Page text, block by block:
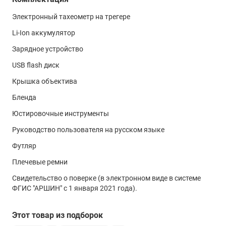
Купить тахеометр Sokkia FX-202, а также получить
преимуществах данного изделия вы можете в нашем
магазине , связавшись с нами по телефону или
связи или воспользовавшись чатом с онлайн-
консультантом.
без отражателя
на призму
на отражающую пленку
Интервал измерения расстояний
точный режим
0.9 сек
быстрый режим
0.7 сек
режим слежения
Электронный тахеометр на трегере
Li-Ion аккумулятор
Зарядное устройство
USB flash диск
Крышка объектива
Бленда
Юстировочные инструменты
Руководство пользователя на русском языке
Футляр
Плечевые ремни
Свидетельство о поверке (в электронном виде в системе
ФГИС "АРШИН" с 1 января 2021 года).
Этот товар из подборок